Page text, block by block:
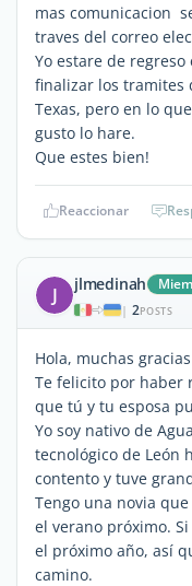
mas comunicacion
traves del correo
Yo estare de
finalizar los tramites
Texas, pero en lo
gusto lo hare.
Que estes bien!
Reaccionar
J jlmedinah
| 2POSTS
Hola, muchas
Te felicito por haber
que tú y tu esposa
Yo soy nativo de
tecnológico de León
contento y tuve
Tengo una novia
el verano próximo.
el próximo año, así
camino.